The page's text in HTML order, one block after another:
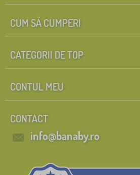
CUM SĂ CUMPERI
CATEGORII DE TOP
CONTUL MEU
CONTACT
info@banaby.ro